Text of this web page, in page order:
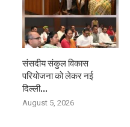
संसदीय संकुल विकास
परियोजना को लेकर नई
दिल्ली...
August 5, 2026